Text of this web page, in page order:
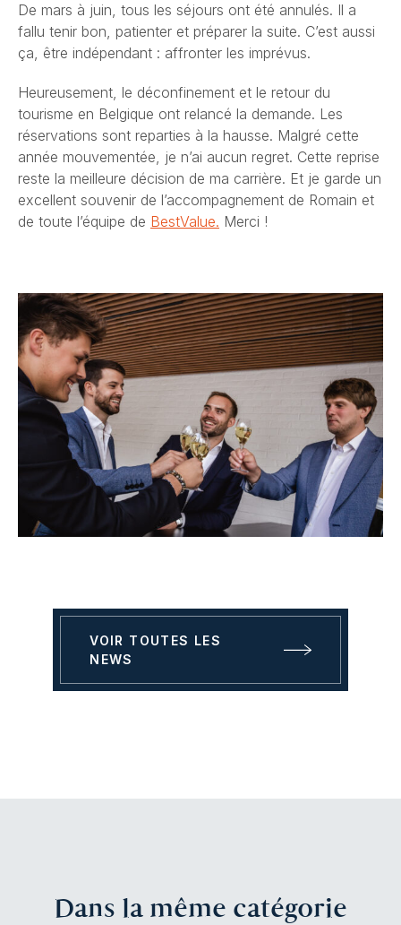
De mars à juin, tous les séjours ont été annulés. Il a
fallu tenir bon, patienter et préparer la suite. C’est aussi
ça, être indépendant : affronter les imprévus.
Heureusement, le déconfinement et le retour du
tourisme en Belgique ont relancé la demande. Les
réservations sont reparties à la hausse. Malgré cette
année mouvementée, je n’ai aucun regret. Cette reprise
reste la meilleure décision de ma carrière. Et je garde un
excellent souvenir de l’accompagnement de Romain et
de toute l’équipe de BestValue. Merci !
VOIR TOUTES LES
NEWS
Dans la même catégorie